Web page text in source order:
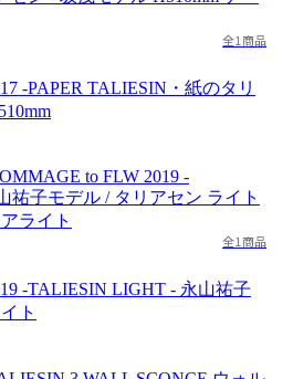
全1商品
-PAPER TALIESIN・紙のタリ
全1商品
-TALIESIN LIGHT - 永山祐子
ト